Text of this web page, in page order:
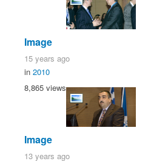
Image
15 years ago
in 2010
8,865 views
Image
13 years ago